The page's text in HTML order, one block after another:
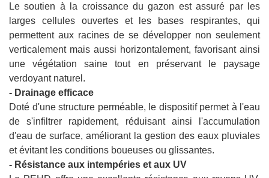
Le soutien à la croissance du gazon est assuré par les
larges cellules ouvertes et les bases respirantes, qui
permettent aux racines de se développer non seulement
verticalement mais aussi horizontalement, favorisant ainsi
une végétation saine tout en préservant le paysage
verdoyant naturel.
- Drainage efficace
Doté d'une structure perméable, le dispositif permet à l'eau
de s'infiltrer rapidement, réduisant ainsi l'accumulation
d'eau de surface, améliorant la gestion des eaux pluviales
et évitant les conditions boueuses ou glissantes.
- Résistance aux intempéries et aux UV